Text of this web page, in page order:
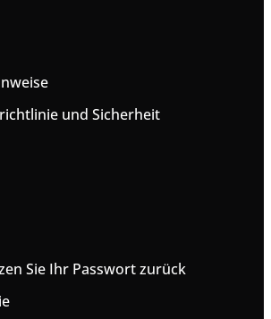
und Sicherheit
Sie Ihr Passwort zurück